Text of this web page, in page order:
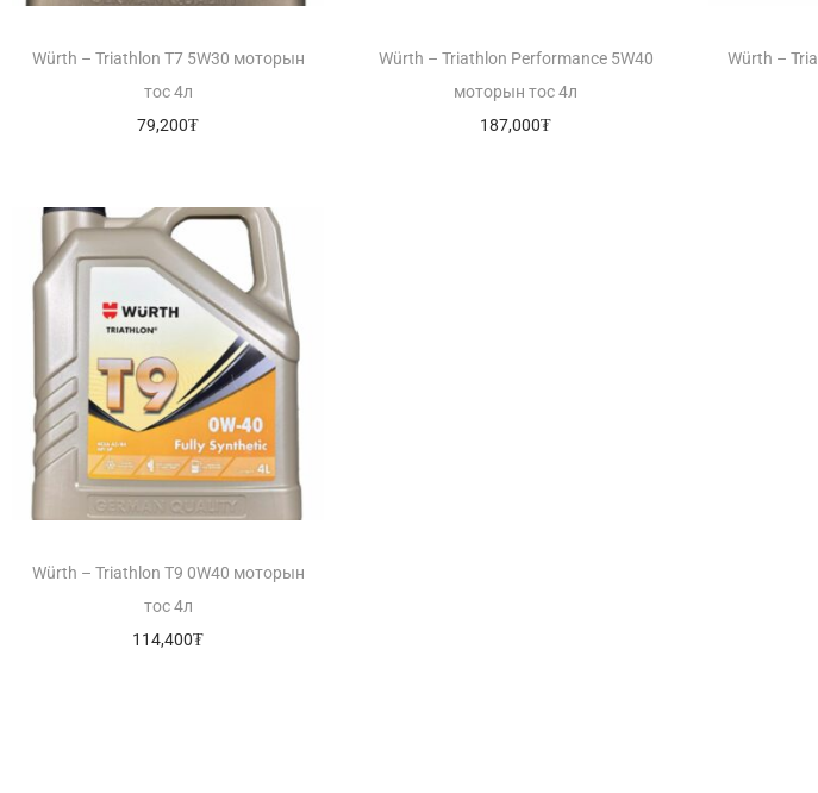
Würth – Triathlon T7 5W30 моторын
тос 4л
79,200₮
Würth – Triathlon Performance 5W40
моторын тос 4л
187,000₮
Würth –
Würth – Triathlon T9 0W40 моторын
тос 4л
114,400₮